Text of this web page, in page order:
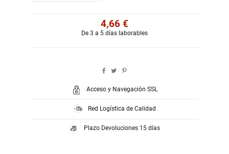
4,66 €
De 3 a 5 días laborables
Acceso y Navegación SSL
Red Logística de Calidad
Plazo Devoluciones 15 días